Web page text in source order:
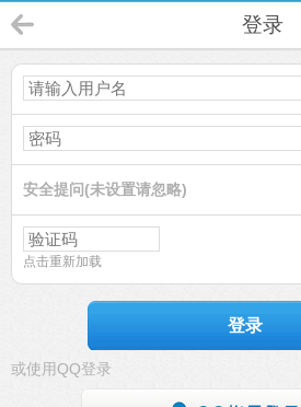
登录
安全提问(未设置请忽略)
点击重新加载
登录
或使用QQ登录